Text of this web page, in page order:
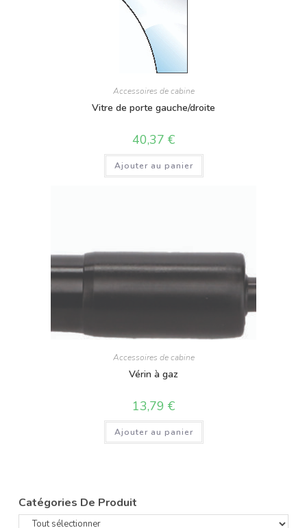
Accessoires de cabine
Vitre de porte gauche/droite
40,37 €
Ajouter au panier
Accessoires de cabine
Vérin à gaz
13,79 €
Ajouter au panier
Catégories De Produit